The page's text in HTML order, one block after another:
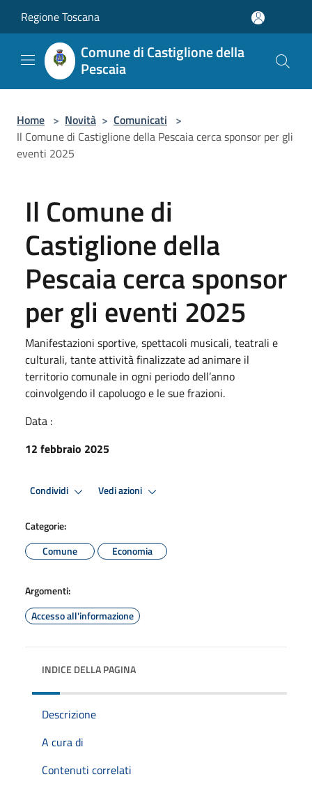
Regione Toscana
Comune di Castiglione della
Pescaia
Home > Novità > Comunicati >
Il Comune di Castiglione della Pescaia cerca sponsor per gli
eventi 2025
Il Comune di
Castiglione della
Pescaia cerca sponsor
per gli eventi 2025
Manifestazioni sportive, spettacoli musicali, teatrali e
culturali, tante attività finalizzate ad animare il
territorio comunale in ogni periodo dell’anno
coinvolgendo il capoluogo e le sue frazioni.
Data :
12 febbraio 2025
Condividi Vedi azioni
Categorie:
Comune
Economia
Argomenti:
Accesso all'informazione
INDICE DELLA PAGINA
Descrizione
A cura di
Contenuti correlati